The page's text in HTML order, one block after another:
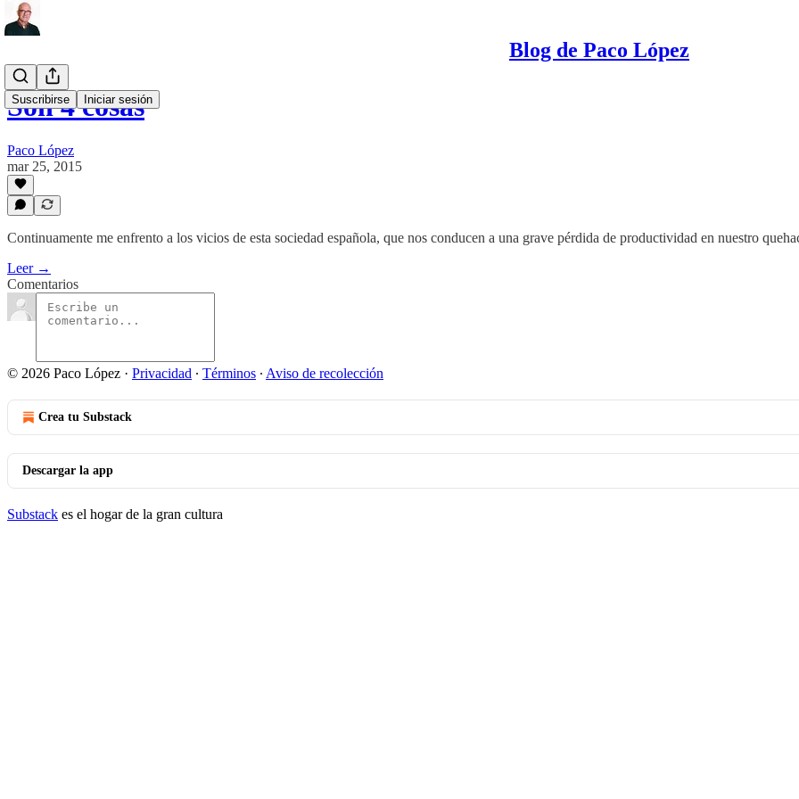
Blog de Paco López
Suscribirse Iniciar sesión
Son 4 cosas
Paco López
mar 25, 2015
Continuamente me enfrento a los vicios de esta sociedad española, que nos conducen a una grave pérdida de productividad en nuestro
Leer →
Comentarios
© 2026 Paco López · Privacidad ∙ Términos ∙ Aviso de recolección
Crea tu Substack
Descargar la app
Substack es el hogar de la gran cultura